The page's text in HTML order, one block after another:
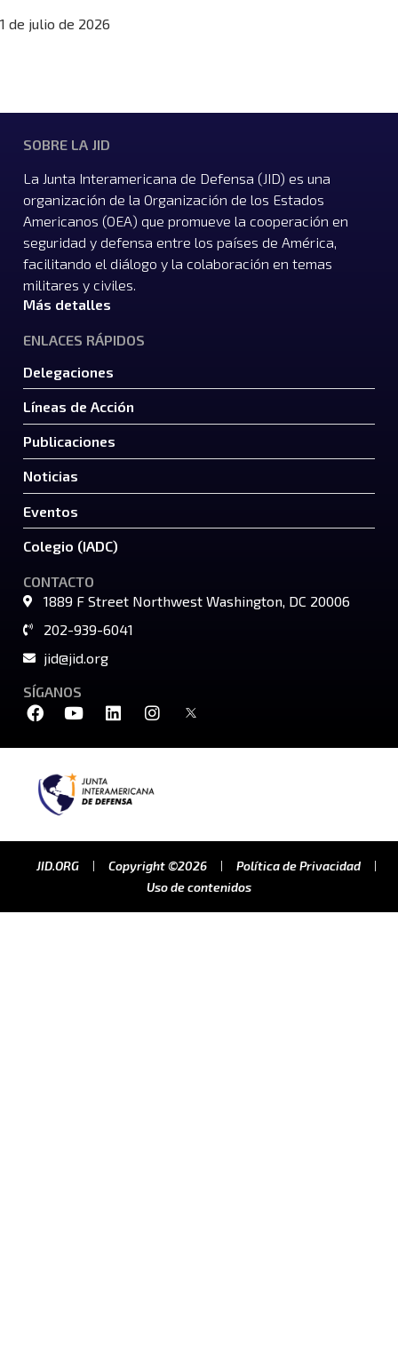
1 de julio de 2026
SOBRE LA JID
La Junta Interamericana de Defensa (JID) es una
organización de la Organización de los Estados
Americanos (OEA) que promueve la cooperación en
seguridad y defensa entre los países de América,
facilitando el diálogo y la colaboración en temas
militares y civiles.
Más detalles
ENLACES RÁPIDOS
Delegaciones
Líneas de Acción
Publicaciones
Noticias
Eventos
Colegio (IADC)
CONTACTO
1889 F Street Northwest Washington, DC 20006
202-939-6041
jid@jid.org
SÍGANOS
JID.ORG Copyright ©2026
Política de Privacidad
Uso de contenidos